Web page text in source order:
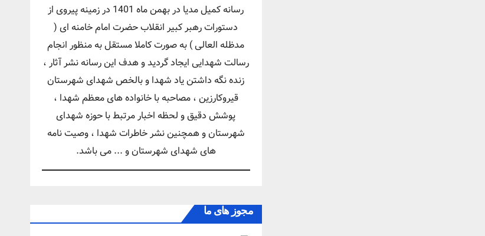
رسانه کمیل مدیا در بهمن ماه 1401 در زمینه پیروی از
دستورات رهبر کبیر انقلاب حضرت امام خامنه ای (
مدظله العالی ) به صورت کاملا مستقل به منظور انجام
رسالت شهدایی ایجاد گردید و هدف این رسانه نشر آثار ،
زنده نگه داشتن یاد شهدا و بالخص شهدای شهرستان
قیروکارزین ، مصاحبه با خانواده های معظم شهدا ،
پوشش دقیق و لحظه اخبار مرتبط با حوزه شهدای
شهرستان و همچنین نشر خاطرات شهدا ، وصیت نامه
های شهدای شهرستان و ... می باشد.
مجوز های ما